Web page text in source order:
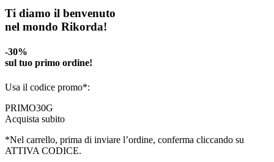
Ti diamo il benvenuto
nel mondo Rikorda!
-30%
sul tuo primo ordine!
Usa il codice promo*:
PRIMO30G
Acquista subito
*Nel carrello, prima di inviare l’ordine, conferma cliccando su
ATTIVA CODICE.